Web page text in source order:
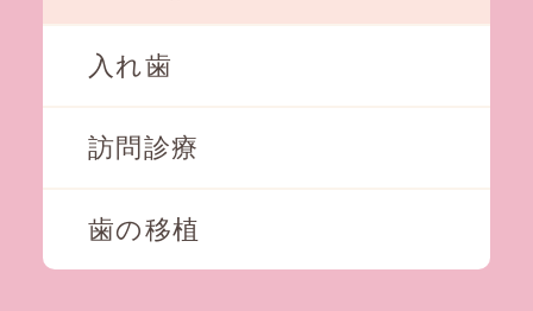
入れ歯
訪問診療
歯の移植